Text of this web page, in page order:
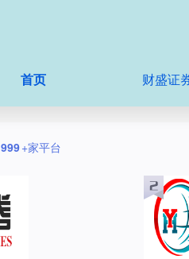
首页 财盛证
999+家平台